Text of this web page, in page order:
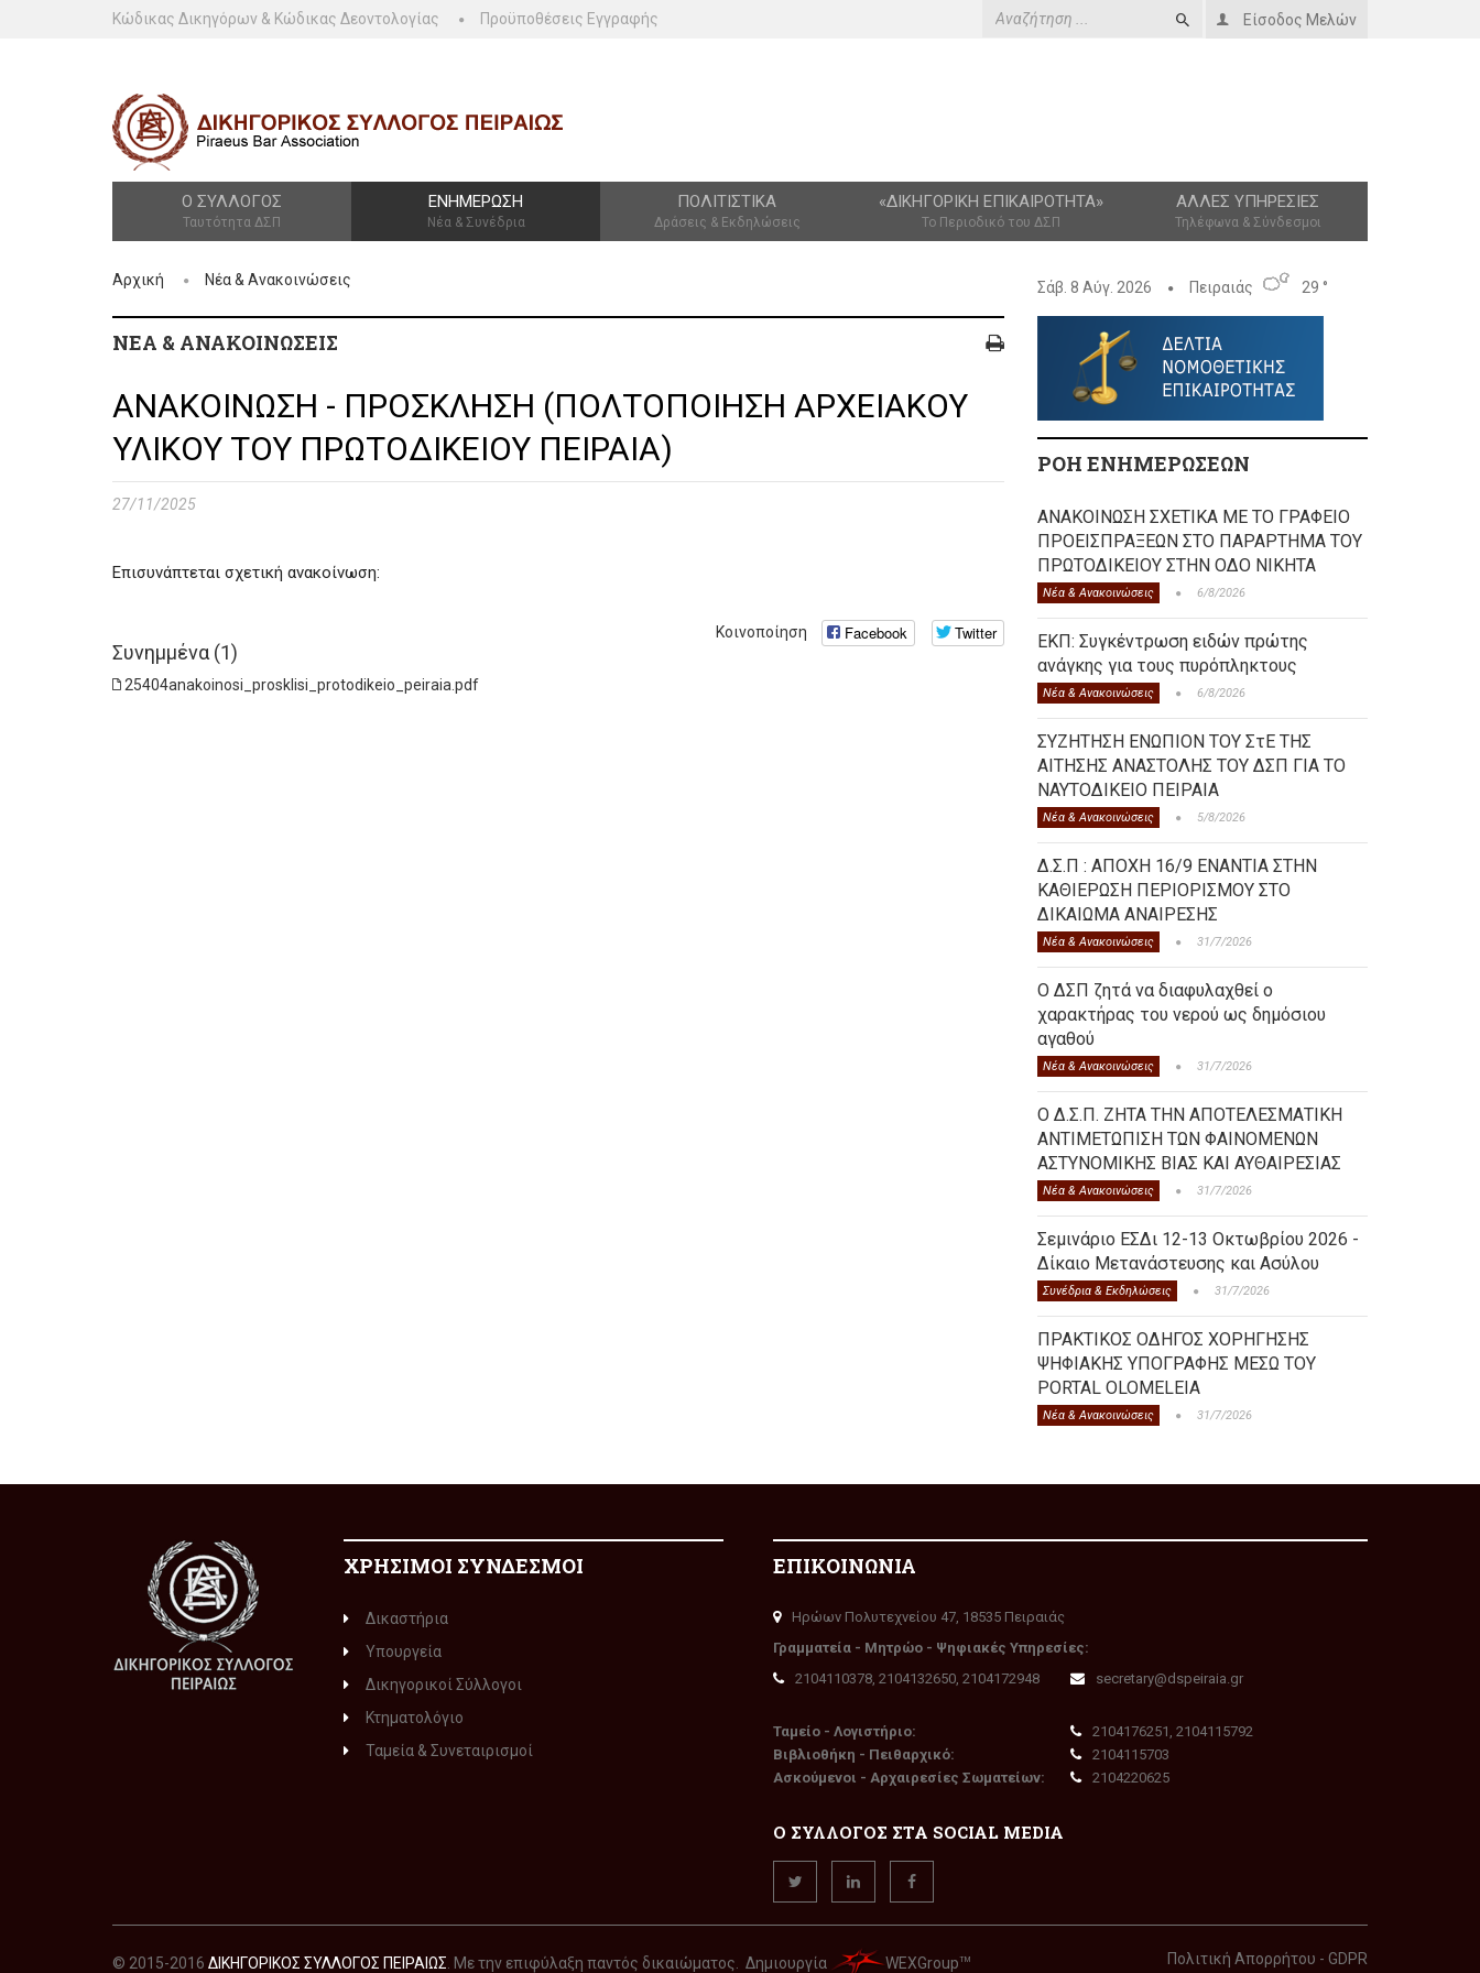
Κώδικας Δικηγόρων & Κώδικας Δεοντολογίας Προϋποθέσεις Εγγραφής Είσοδος Μελών
Ο ΣΎΛΛΟΓΟΣ
Ταυτότητα ΔΣΠ
ΕΝΗΜΈΡΩΣΗ
Νέα & Συνέδρια
ΠΟΛΙΤΙΣΤΙΚΆ
Δράσεις & Εκδηλώσεις
«ΔΙΚΗΓΟΡΙΚΉ ΕΠΙΚΑΙΡΌΤΗΤΑ»
Το Περιοδικό του ΔΣΠ
ΆΛΛΕΣ ΥΠΗΡΕΣΊΕΣ
Τηλέφωνα & Σύνδεσμοι
Αρχική Νέα & Ανακοινώσεις Σάβ. 8 Αύγ. 2026 Πειραιάς 29 °
ΝΈΑ & ΑΝΑΚΟΙΝΏΣΕΙΣ
ΑΝΑΚΟΙΝΩΣΗ - ΠΡΟΣΚΛΗΣΗ (ΠΟΛΤΟΠΟΙΗΣΗ ΑΡΧΕΙΑΚΟΥ
ΥΛΙΚΟΥ ΤΟΥ ΠΡΩΤΟΔΙΚΕΙΟΥ ΠΕΙΡΑΙΑ)
27/11/2025
Επισυνάπτεται σχετική ανακοίνωση:
Συνημμένα (1)
25404anakoinosi_prosklisi_protodikeio_peiraia.pdf
Κοινοποίηση Facebook Twitter
ΡΟΗ ΕΝΗΜΕΡΩΣΕΩΝ
ΑΝΑΚΟΙΝΩΣΗ ΣΧΕΤΙΚΑ ΜΕ ΤΟ ΓΡΑΦΕΙΟ
ΠΡΟΕΙΣΠΡΑΞΕΩΝ ΣΤΟ ΠΑΡΑΡΤΗΜΑ ΤΟΥ
ΠΡΩΤΟΔΙΚΕΙΟΥ ΣΤΗΝ ΟΔΟ ΝΙΚΗΤΑ
Νέα & Ανακοινώσεις 6/8/2026
ΕΚΠ: Συγκέντρωση ειδών πρώτης
ανάγκης για τους πυρόπληκτους
Νέα & Ανακοινώσεις 6/8/2026
ΣΥΖΗΤΗΣΗ ΕΝΩΠΙΟΝ ΤΟΥ ΣτΕ ΤΗΣ
ΑΙΤΗΣΗΣ ΑΝΑΣΤΟΛΗΣ ΤΟΥ ΔΣΠ ΓΙΑ ΤΟ
ΝΑΥΤΟΔΙΚΕΙΟ ΠΕΙΡΑΙΑ
Νέα & Ανακοινώσεις 5/8/2026
Δ.Σ.Π : ΑΠΟΧΗ 16/9 ΕΝΑΝΤΙΑ ΣΤΗΝ
ΚΑΘΙΕΡΩΣΗ ΠΕΡΙΟΡΙΣΜΟΥ ΣΤΟ
ΔΙΚΑΙΩΜΑ ΑΝΑΙΡΕΣΗΣ
Νέα & Ανακοινώσεις 31/7/2026
Ο ΔΣΠ ζητά να διαφυλαχθεί ο
χαρακτήρας του νερού ως δημόσιου
αγαθού
Νέα & Ανακοινώσεις 31/7/2026
Ο Δ.Σ.Π. ΖΗΤΑ ΤΗΝ ΑΠΟΤΕΛΕΣΜΑΤΙΚΗ
ΑΝΤΙΜΕΤΩΠΙΣΗ ΤΩΝ ΦΑΙΝΟΜΕΝΩΝ
ΑΣΤΥΝΟΜΙΚΗΣ ΒΙΑΣ ΚΑΙ ΑΥΘΑΙΡΕΣΙΑΣ
Νέα & Ανακοινώσεις 31/7/2026
Σεμινάριο ΕΣΔι 12-13 Οκτωβρίου 2026 -
Δίκαιο Μετανάστευσης και Ασύλου
Συνέδρια & Εκδηλώσεις 31/7/2026
ΠΡΑΚΤΙΚΟΣ ΟΔΗΓΟΣ ΧΟΡΗΓΗΣΗΣ
ΨΗΦΙΑΚΗΣ ΥΠΟΓΡΑΦΗΣ ΜΕΣΩ ΤΟΥ
PORTAL OLOMELEIA
Νέα & Ανακοινώσεις 31/7/2026
ΧΡΗΣΙΜΟΙ ΣΥΝΔΕΣΜΟΙ
Δικαστήρια
Υπουργεία
Δικηγορικοί Σύλλογοι
Κτηματολόγιο
Ταμεία & Συνεταιρισμοί
ΕΠΙΚΟΙΝΩΝΙΑ
Ηρώων Πολυτεχνείου 47, 18535 Πειραιάς
Γραμματεία - Μητρώο - Ψηφιακές Υπηρεσίες:
2104110378, 2104132650, 2104172948
secretary@dspeiraia.gr
Ταμείο - Λογιστήριο:
2104176251, 2104115792
Βιβλιοθήκη - Πειθαρχικό:
2104115703
Ασκούμενοι - Αρχαιρεσίες Σωματείων:
2104220625
Ο ΣΥΛΛΟΓΟΣ ΣΤΑ SOCIAL MEDIA
© 2015-2016 ΔΙΚΗΓΟΡΙΚΟΣ ΣΥΛΛΟΓΟΣ ΠΕΙΡΑΙΩΣ . Με την επιφύλαξη παντός δικαιώματος. Δημιουργία WEXGroupTM Πολιτική Απορρήτου - GDPR